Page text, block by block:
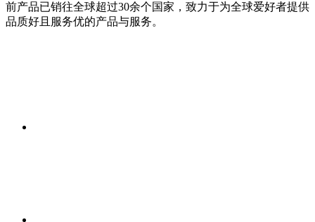
前产品已销往全球超过30余个国家，致力于为全球爱好者提供
品质好且服务优的产品与服务。